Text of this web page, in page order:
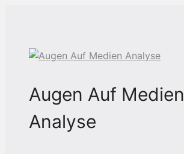
Augen Auf Medien
Analyse